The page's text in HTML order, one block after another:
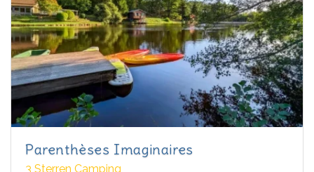
Parenthèses Imaginaires
3 Sterren Camping